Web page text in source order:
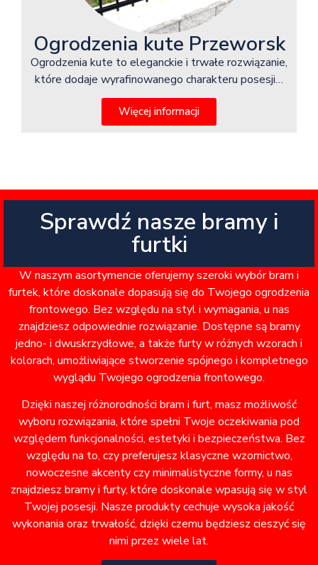
Ogrodzenia kute Przeworsk
Ogrodzenia kute to eleganckie i trwałe rozwiązanie,
które dodaje wyrafinowanego charakteru posesji…
Więcej informacji
Sprawdź nasze bramy i
furtki
W naszym asortymencie oferujemy szeroki wybór bram i
furtek, które doskonale dopasują się do Twojego ogrodzenia
frontowego. Bez względu na styl i wymagania, u nas
znajdziesz odpowiednie rozwiązanie. Dostępne są bramy
jedno- i dwuskrzydłowe, a także furty w różnych wzorach i
kolorach, umożliwiające stworzenie spójnego i kompletnego
wyglądu Twojego ogrodzenia frontowego.
Dzięki naszej różnorodności bram i furt, masz możliwość
wyboru rozwiązania, które spełni Twoje oczekiwania pod
względem funkcjonalności, estetyki i bezpieczeństwa. Bez
względu na to, czy preferujesz klasyczne wzornictwo,
nowoczesne akcenty czy minimalistyczne formy, u nas
znajdziesz bramy i furty, które doskonale wpasują się w styl
Twojej posesji. Nasze produkty cechuje wysoka jakość
wykonania oraz trwałość, dzięki czemu będziesz cieszyć się
nimi przez wiele lat.